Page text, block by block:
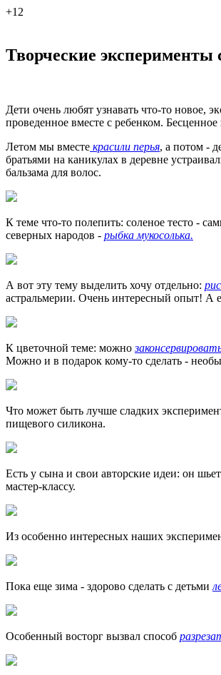
+12
Творческие
Дети очень любят узнавать что-то новое,
проведенное вместе с ребенком.
Летом мы вместе красили перья, а потом -
братьями на каникулах в деревне
бальзама для волос.
К теме что-то полепить: соленое тесто -
северных народов - рыбка мукосолька.
А вот эту тему выделить хочу отдельно:
астральмерии. Очень интересный опыт! А
К цветочной теме: можно
Можно и в подарок кому-то сделать -
Что может быть лучше сладких
пищевого силикона.
Есть у сына и свои авторские идеи: он
мастер-классу.
Из особенно интересных наших
Пока еще зима - здорово сделать с детьми
Особенный восторг вызвал способ